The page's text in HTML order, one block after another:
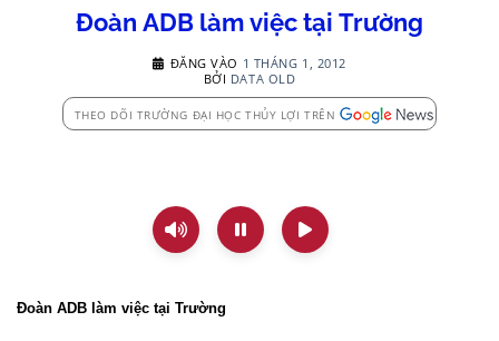
Đoàn ADB làm việc tại Trường
ĐĂNG VÀO 1 THÁNG 1, 2012
BỞI DATA OLD
THEO DÕI TRƯỜNG ĐẠI HỌC THỦY LỢI TRÊN
Đoàn ADB làm việc tại Trường